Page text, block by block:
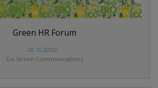
Green HR Forum
02.10.2012г.
Go Green Communications